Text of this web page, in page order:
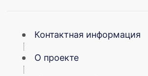
Контактная информация
О проекте